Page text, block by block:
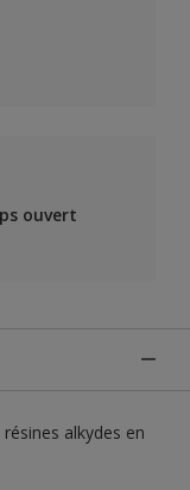
ouvert
alkydes en